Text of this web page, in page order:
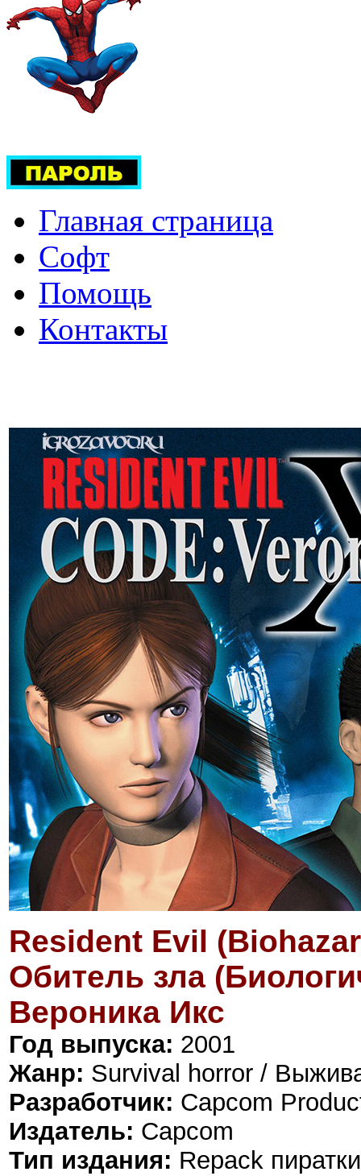
Главная страница
Софт
Помощь
Контакты
Resident Evil
Обитель зла
Вероника Икс
Год выпуска: 2001
Жанр: Survival horror /
Разработчик: Capcom
Издатель: Capcom
Тип издания: Repack